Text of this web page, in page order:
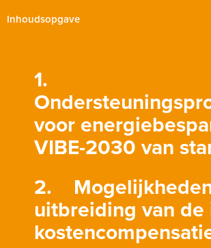
1.
voor
VIBE-2030 van
2.
uitbreiding van
Inhoudsopgave